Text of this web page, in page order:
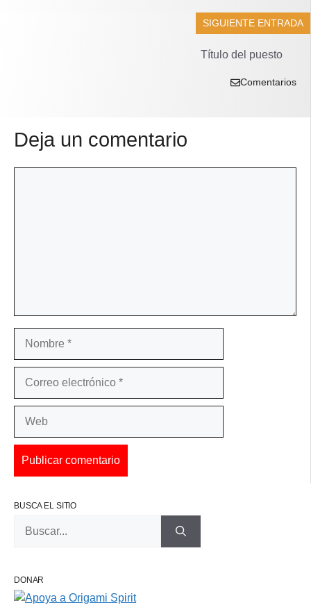
SIGUIENTE ENTRADA
Título del puesto
Comentarios
Deja un comentario
BUSCA EL SITIO
DONAR